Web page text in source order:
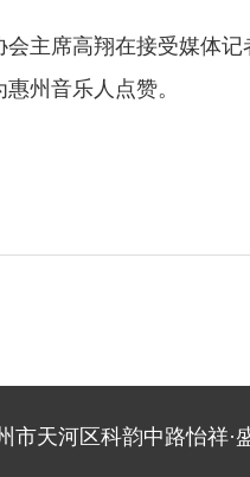
主席高翔在接受媒体
州音乐人点赞。
市天河区科韵中路怡祥·